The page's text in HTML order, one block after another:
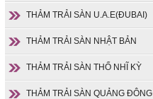
THẢM TRẢI SÀN U.A.E(ĐUBAI)
THẢM TRẢI SÀN NHẬT BẢN
THẢM TRẢI SÀN THỔ NHĨ KỲ
THẢM TRẢI SÀN QUẢNG ĐÔNG